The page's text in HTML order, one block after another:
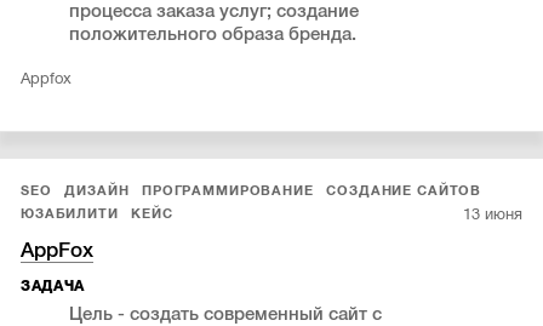
процесса заказа услуг; создание
положительного образа бренда.
Appfox
SEO ДИЗАЙН ПРОГРАММИРОВАНИЕ
СОЗДАНИЕ САЙТОВ
ЮЗАБИЛИТИ
КЕЙС 13 июня
AppFox
ЗАДАЧА
Цель - создать современный сайт с